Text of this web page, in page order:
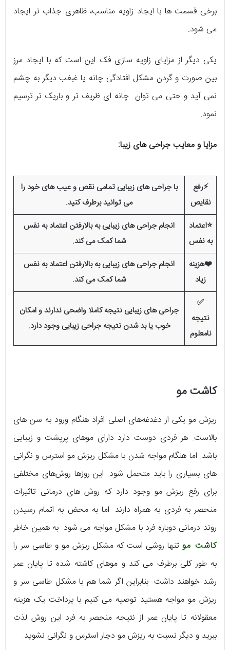
برخی قسمت ها با ایجاد زاویه مناسب، ظاهری جذاب تر ایجاد
می شود.
یکی دیگر از مزایای زاویه سازی فک این است که با ایجاد مرز
بین صورت و گردن مشکل افتادگی چانه یا غبغب دیگر به چشم
نمی آید و حتی می توان چانه ای ظریف تر و باریک تر ترسیم
نمود.
مزایا و معایب جراحی های زیبا:
⚡️رفع
نقایص
با جراحی های زیبایی تمامی نقص و عیب های خود را
می توانید برطرف کنید.
⭐اعتماد
به نفس
انجام جراحی های زیبایی به بالارفتن اعتماد به نفس
شما کمک می کند.
❤️هزینه
زیاد
انجام جراحی های زیبایی به بالارفتن اعتماد به نفس
شما کمک می کند.
✅
نتیجه
نامعلوم
جراحی های زیبایی نتیجه کاملا واضحی ندارند و امکان
خوب یا بد شدن نتیجه جراحی زیبایی وجود دارد.
کاشت مو
ریزش مو یکی از دغدغه‌های اصلی افراد هنگام ورود به سن های
بالاست. هر فردی دوست دارد دارای موهای پرپشت و زیبایی
باشد. اما هنگام مواجه شدن با مشکل ریزش مو استرس و نگرانی
های بسیاری را باید متحمل شود. این روزها روش‌های مختلفی
برای رفع ریزش مو وجود دارد که روش های درمانی تاثیرات
منحصر به فردی به همراه دارند. اما به محض به اتمام رسیدن
روند درمانی دوباره فرد با مشکل مواجه می شود. به همین خاطر
کاشت موتنها روشی است که مشکل ریزش مو و طاسی سر را
به طور کلی برطرف می کند و موهای کاشته شده تا پایان عمر
رشد خواهند داشت. بنابراین اگر شما هم با مشکل طاسی سر و
ریزش مو مواجه هستید توصیه می کنیم با پرداخت یک هزینه
معقولانه تا پایان عمر از نتیجه منحصر به فرد این روش لذت
ببرید و دیگر نسبت به ریزش مو دچار استرس و نگرانی نشوید.